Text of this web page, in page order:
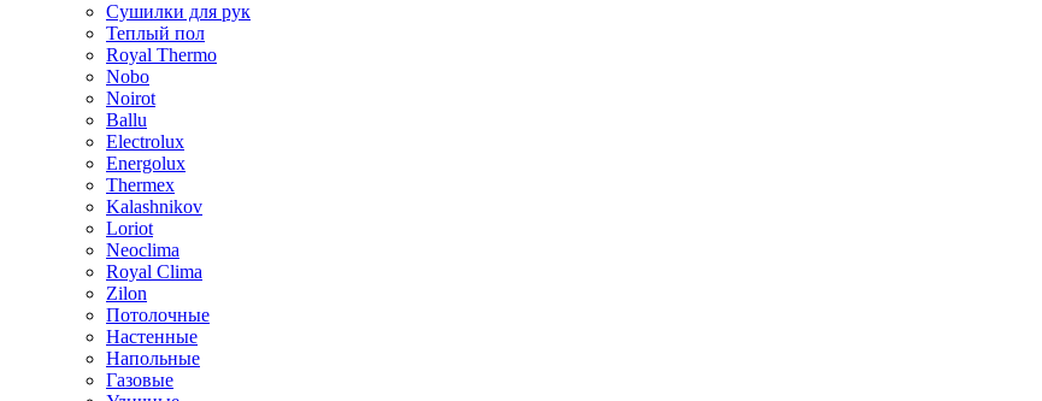
Сушилки для рук
Теплый пол
Royal Thermo
Nobo
Noirot
Ballu
Electrolux
Energolux
Тhermex
Kalashnikov
Loriot
Neoclima
Royal Clima
Zilon
Потолочные
Настенные
Напольные
Газовые